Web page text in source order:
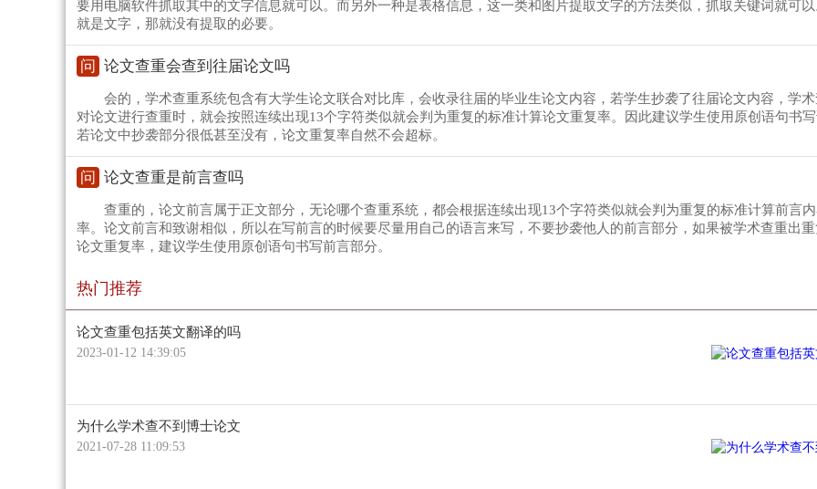
要用电脑软件抓取其中的文字信息就可以。而另外一种是表格信息，这一类和图片提取文字的方法类似，抓取关键词就可
就是文字，那就没有提取的必要。
问 论文查重会查到往届论文吗
会的，学术查重系统包含有大学生论文联合对比库，会收录往届的毕业生论文内容，若学生抄袭了往届论文内容，学
对论文进行查重时，就会按照连续出现13个字符类似就会判为重复的标准计算论文重复率。因此建议学生使用原创语句书
若论文中抄袭部分很低甚至没有，论文重复率自然不会超标。
问 论文查重是前言查吗
查重的，论文前言属于正文部分，无论哪个查重系统，都会根据连续出现13个字符类似就会判为重复的标准计算前言
率。论文前言和致谢相似，所以在写前言的时候要尽量用自己的语言来写，不要抄袭他人的前言部分，如果被学术查重出
论文重复率，建议学生使用原创语句书写前言部分。
热门推荐
论文查重包括英文翻译的吗
2023-01-12 14:39:05
为什么学术查不到博士论文
2021-07-28 11:09:53